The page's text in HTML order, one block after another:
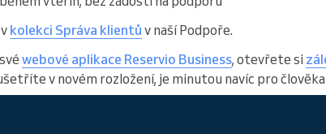
kolekci Správa klientů v naší Podpoře.
webové aplikace Reservio Business, otevřete si
v novém rozložení, je minutou navíc pro